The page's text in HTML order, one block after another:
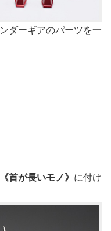
ダーギアのパーツを一
《首が長いモノ》 に付け